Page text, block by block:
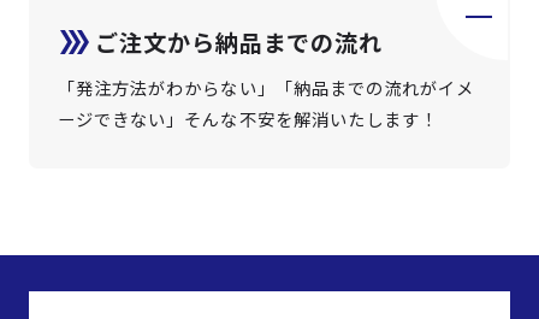
ご注文から納品までの流れ
「発注方法がわからない」「納品までの流れがイメ
ージできない」そんな不安を解消いたします！